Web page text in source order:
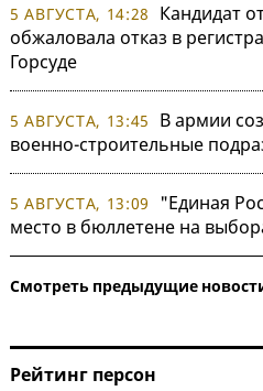
5 АВГУСТА, 14:28
Кандидат
обжаловала отказ в
Горсуде
5 АВГУСТА, 13:45
В армии
военно-строительные
5 АВГУСТА, 13:09
"Единая
место в бюллетене на
Смотреть
Рейтинг